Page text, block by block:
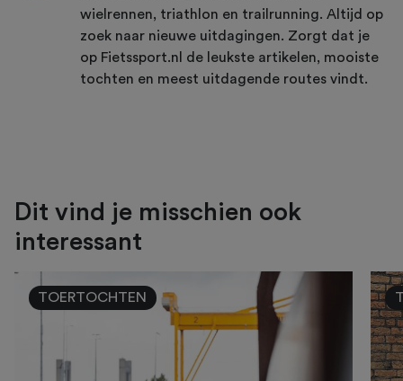
wielrennen, triathlon en trailrunning. Altijd op
zoek naar nieuwe uitdagingen. Zorgt dat je
op Fietssport.nl de leukste artikelen, mooiste
tochten en meest uitdagende routes vindt.
Dit vind je misschien ook
interessant
TOERTOCHTEN